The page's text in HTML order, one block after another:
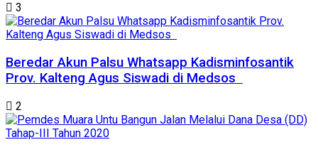
3
Beredar Akun Palsu Whatsapp Kadisminfosantik
Prov. Kalteng Agus Siswadi di Medsos
2